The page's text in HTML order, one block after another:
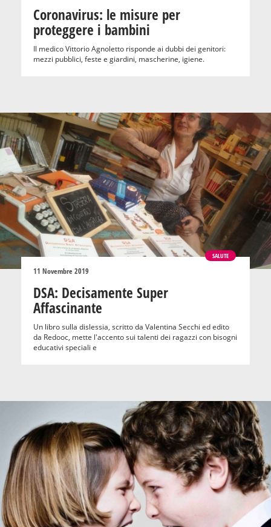
Coronavirus: le misure per
proteggere i bambini
Il medico Vittorio Agnoletto risponde ai dubbi dei genitori:
mezzi pubblici, feste e giardini, mascherine, igiene.
SALUTE
11 Novembre 2019
DSA: Decisamente Super
Affascinante
Un libro sulla dislessia, scritto da Valentina Secchi ed edito
da Redooc, mette l'accento sui talenti dei ragazzi con bisogni
educativi speciali e